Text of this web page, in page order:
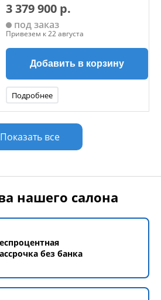
3 379 900 р.
под заказ
Привезем к 22 августа
Добавить в корзину
Подробнее
Показать все
нашего салона
без банка